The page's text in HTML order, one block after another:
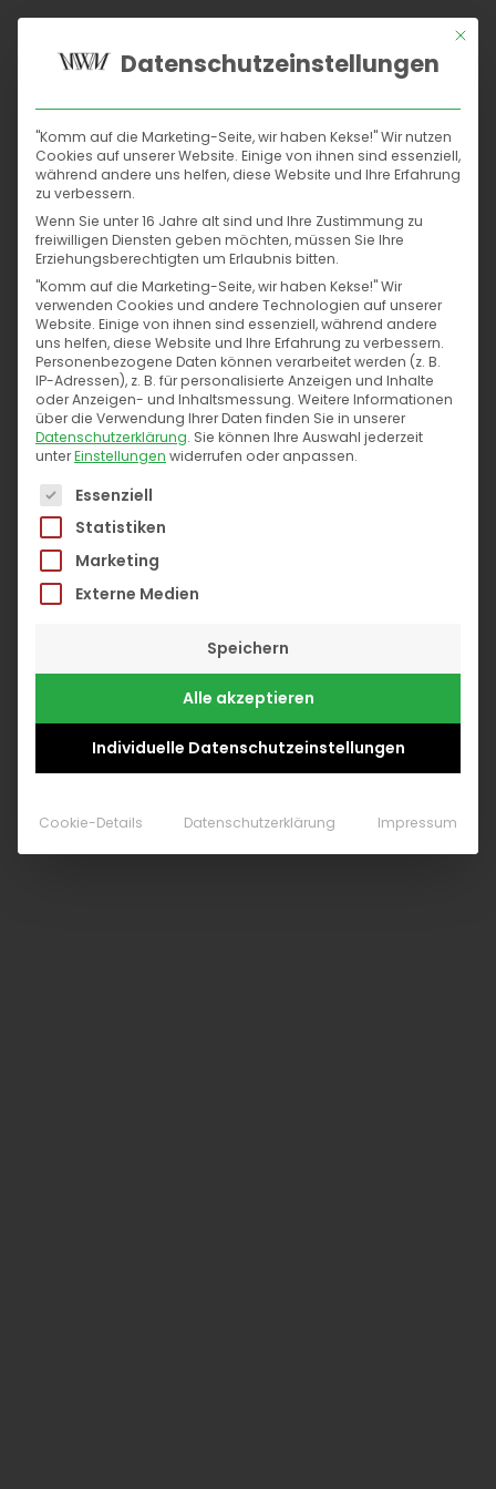
Suchmaschinen
Social
Content
Conversions
Kontakt
Social Media Marketing Agentur
Dortmund
Home
Online Marketing/SEO Agentur Dortmund
Social Media Marketing Agentur Dortmund
0
Mit
Datenschutzeinstellungen
"Komm auf die Marketing-Seite, wir haben Kekse!" Wir nutzen
Cookies auf unserer Website. Einige von ihnen sind essenziell,
während andere uns helfen, diese Website und Ihre Erfahrung
zu verbessern.
Wenn Sie unter 16 Jahre alt sind und Ihre Zustimmung zu
freiwilligen Diensten geben möchten, müssen Sie Ihre
Erziehungsberechtigten um Erlaubnis bitten.
"Komm auf die Marketing-Seite, wir haben Kekse!" Wir
verwenden Cookies und andere Technologien auf unserer
Website. Einige von ihnen sind essenziell, während andere
uns helfen, diese Website und Ihre Erfahrung zu verbessern.
Personenbezogene Daten können verarbeitet werden (z. B.
IP-Adressen), z. B. für personalisierte Anzeigen und Inhalte
oder Anzeigen- und Inhaltsmessung. Weitere Informationen
über die Verwendung Ihrer Daten finden Sie in unserer
Datenschutzerklärung. Sie können Ihre Auswahl jederzeit
unterEinstellungen widerrufen oder anpassen.
Es folgt eine Liste der Service-Gruppen, für die
Essenziell
Statistiken
Marketing
Externe Medien
Speichern
Alle akzeptieren
Individuelle Datenschutzeinstellungen
Cookie-Details Datenschutzerklärung Impressum